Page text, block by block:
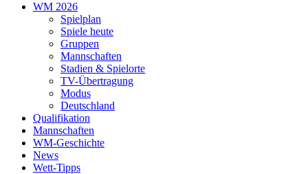
WM 2026
Spielplan
Spiele heute
Gruppen
Mannschaften
Stadien & Spielorte
TV-Übertragung
Modus
Deutschland
Qualifikation
Mannschaften
WM-Geschichte
News
Wett-Tipps